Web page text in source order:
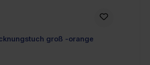
groß -orange